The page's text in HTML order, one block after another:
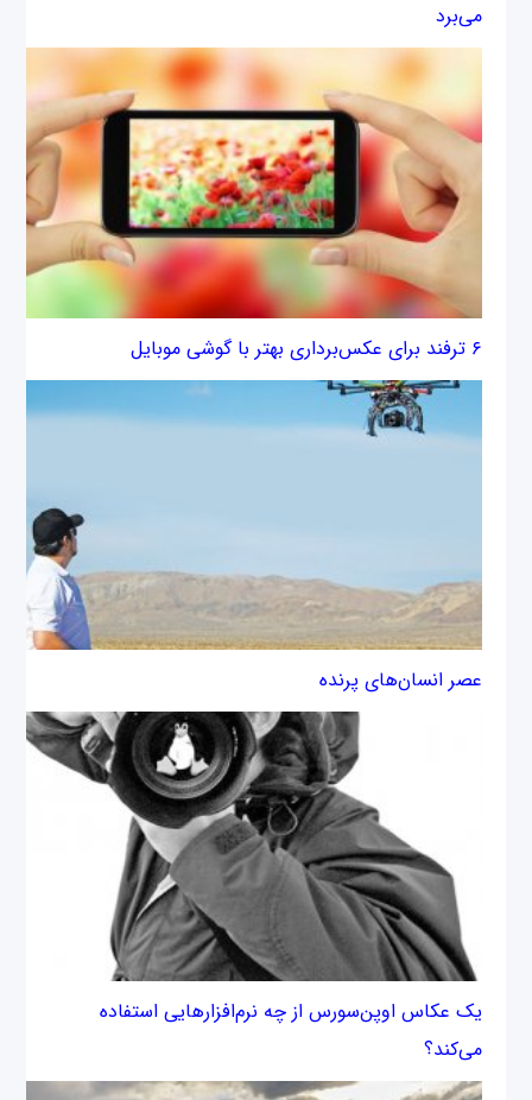
می‌برد
۶ ترفند برای عکس‌برداری بهتر با گوشی‌ موبایل
عصر انسان‌های پرنده
یک عکاس اوپن‌سورس از چه نرم‌افزارهایی استفاده
می‌کند؟